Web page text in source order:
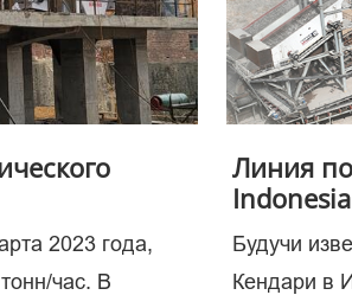
2023 года,
час. В
Линия
Будучи
Кендари в